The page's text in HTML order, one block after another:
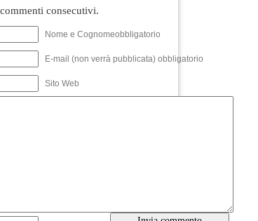
consecutivi.
Nome e Cognomeobbligatorio
E-mail (non verrà pubblicata) obbligatorio
Sito Web